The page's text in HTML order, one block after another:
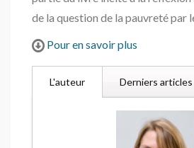
de la question de la pauvreté par
Pour en savoir plus
L'auteur Derniers articles